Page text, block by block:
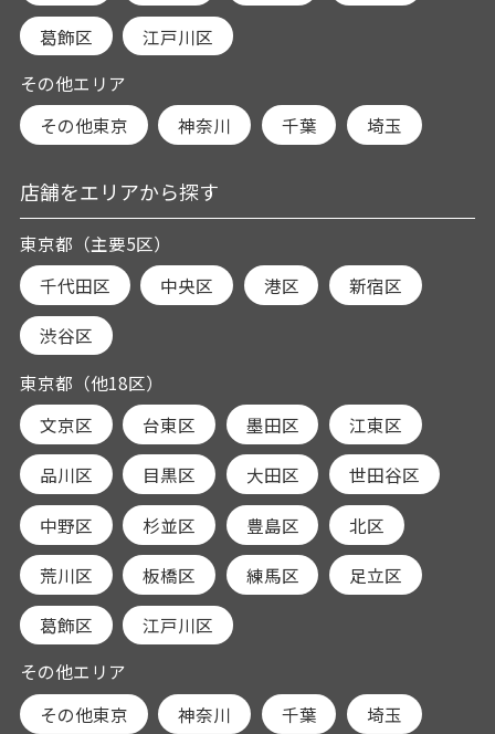
葛飾区
江戸川区
その他エリア
その他東京
神奈川 千葉 埼玉
店舗をエリアから探す
東京都（主要5区）
千代田区
中央区 港区 新宿区
渋谷区
東京都（他18区）
文京区
台東区 墨田区 江東区
品川区 目黒区 大田区 世田谷区
中野区 杉並区 豊島区 北区
荒川区 板橋区 練馬区 足立区
葛飾区
江戸川区
その他エリア
その他東京
神奈川 千葉 埼玉